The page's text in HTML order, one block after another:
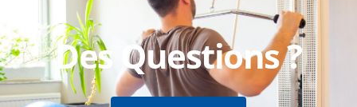
Des Questions ?